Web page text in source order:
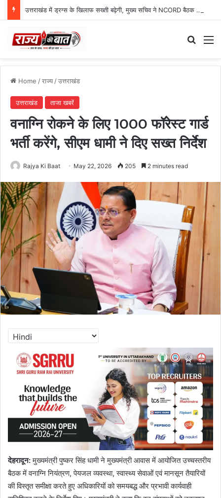
उत्तराखंड में ड्रग्स के खिलाफ सख्ती बढ़ेगी, मुख्य सचिव ने NCORD बैठक में दिए कड़े निर्देश
Home /राज्य/उत्तराखंड
उत्तराखंड ताजा खबरें
वनाग्नि रोकने के लिए 1000 फॉरेस्ट गार्ड
भर्ती करेंगे, सीएम धामी ने दिए सख्त निर्देश
Rajya Ki Baat May 22, 2026 205 2 minutes read
देहरादून:मुख्यमंत्री पुष्कर सिंह धामी ने मुख्यमंत्री आवास में आयोजित उच्चस्तरीय
बैठक में वनाग्नि नियंत्रण, पेयजल व्यवस्था, स्वास्थ्य सेवाओं एवं मानसून तैयारियों
की विस्तृत समीक्षा करते हुए अधिकारियों को समयबद्ध और प्रभावी कार्यवाही